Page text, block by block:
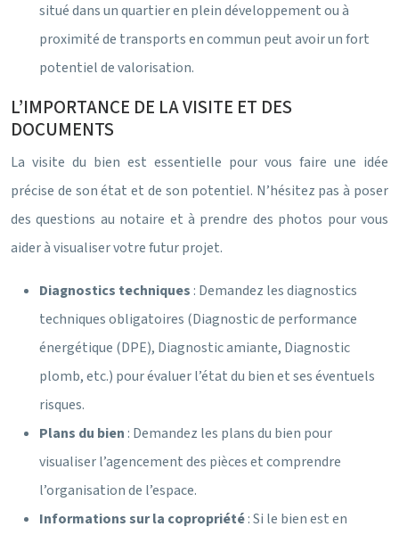
situé dans un quartier en plein développement ou à
proximité de transports en commun peut avoir un fort
potentiel de valorisation.
L’IMPORTANCE DE LA VISITE ET DES
DOCUMENTS
La visite du bien est essentielle pour vous faire une idée
précise de son état et de son potentiel. N’hésitez pas à poser
des questions au notaire et à prendre des photos pour vous
aider à visualiser votre futur projet.
Diagnostics techniques : Demandez les diagnostics
techniques obligatoires (Diagnostic de performance
énergétique (DPE), Diagnostic amiante, Diagnostic
plomb, etc.) pour évaluer l’état du bien et ses éventuels
risques.
Plans du bien : Demandez les plans du bien pour
visualiser l’agencement des pièces et comprendre
l’organisation de l’espace.
Informations sur la copropriété: Si le bien est en